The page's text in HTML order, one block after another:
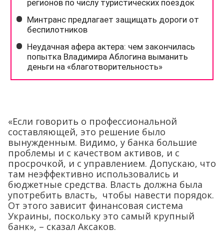
«Если говорить о профессиональной
составляющей, это решение было
вынужденным. Видимо, у банка большие
проблемы и с качеством активов, и с
просрочкой, и с управлением. Допускаю, что
там неэффективно использовались и
бюджетные средства. Власть должна была
употребить власть, чтобы навести порядок.
От этого зависит финансовая система
Украины, поскольку это самый крупный
банк», – сказал Аксаков.